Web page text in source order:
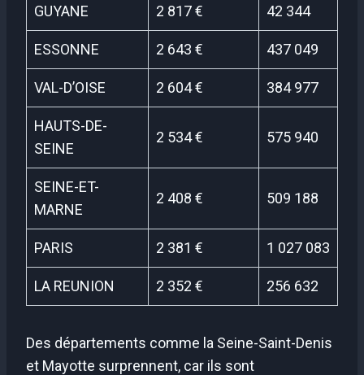
GUYANE 2 817 € 42 344
ESSONNE 2 643 € 437 049
VAL-D’OISE 2 604 € 384 977
HAUTS-DE-
SEINE
2 534 € 575 940
SEINE-ET-
MARNE
2 408 € 509 188
PARIS 2 381 € 1 027 083
LA REUNION 2 352 € 256 632
Des départements comme la Seine-Saint-Denis
et Mayotte surprennent, car ils sont